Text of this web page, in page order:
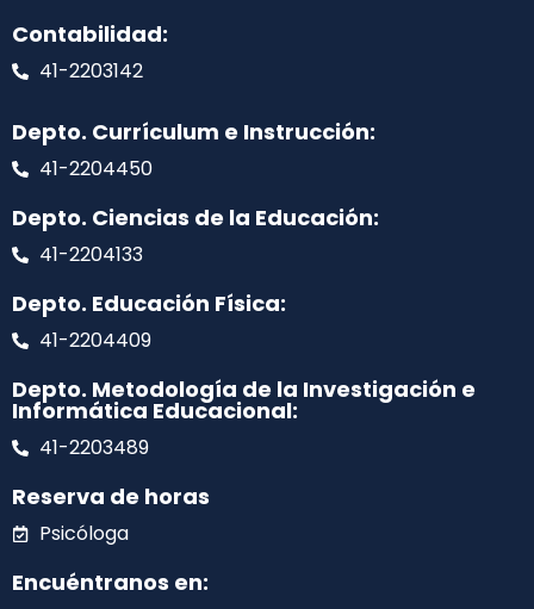
Contabilidad:
41-2203142
Depto. Currículum e Instrucción:
41-2204450
Depto. Ciencias de la Educación:
41-2204133
Depto. Educación Física:
41-2204409
Depto. Metodología de la Investigación e
Informática Educacional:
41-2203489
Reserva de horas
Psicóloga
Encuéntranos en: